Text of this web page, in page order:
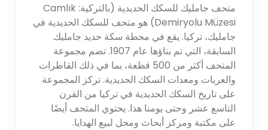
متحف جامليك للسكك الحديدية (بالتركية: Camlık
Demiryolu Müzesi) هو متحف للسكك الحديدية في
جامليك، تركيا. يقع في محطة سكة حديد جامليك
السابقة، التي تم بناؤها عام 1907. تضم مجموعة
المتحف أكثر من 500 قطعة، بما في ذلك القاطرات
والعربات ومعدات السكك الحديدية. تركز المجموعة
على تاريخ السكك الحديدية في تركيا من القرن
التاسع عشر وحتى يومنا هذا. يحتوي المتحف أيضًا
على مكتبة ومركز أبحاث ومحل لبيع الهدايا.